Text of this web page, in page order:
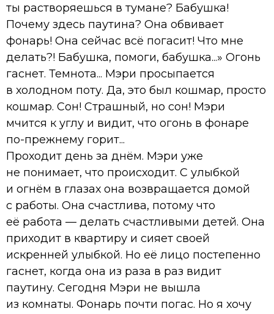
ты растворяешься в тумане? Бабушка!
Почему здесь паутина? Она обвивает
фонарь! Она сейчас всё погасит! Что мне
делать?! Бабушка, помоги, бабушка...» Огонь
гаснет. Темнота... Мэри просыпается
в холодном поту. Да, это был кошмар, просто
кошмар. Сон! Страшный, но сон! Мэри
мчится к углу и видит, что огонь в фонаре
по-прежнему горит...
Проходит день за днём. Мэри уже
не понимает, что происходит. С улыбкой
и огнём в глазах она возвращается домой
с работы. Она счастлива, потому что
её работа — делать счастливыми детей. Она
приходит в квартиру и сияет своей
искренней улыбкой. Но её лицо постепенно
гаснет, когда она из раза в раз видит
паутину. Сегодня Мэри не вышла
из комнаты. Фонарь почти погас. Но я хочу